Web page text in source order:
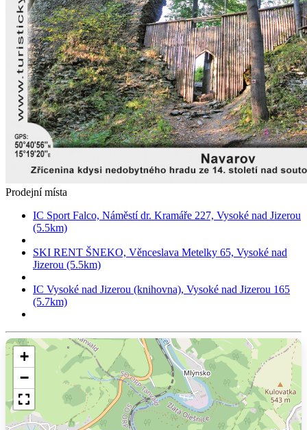
Prodejní místa
IC Sport Falco, Náměstí dr. Kramáře 227, Vysoké nad Jizerou
(5.5km)
SKI RENT ŠNEKO, Věnceslava Metelky 65, Vysoké nad
Jizerou (5.5km)
IC Vysoké nad Jizerou (knihovna), Vysoké nad Jizerou 165
(5.7km)
+
−